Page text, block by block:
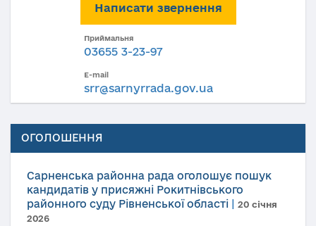
Написати звернення
Приймальня
03655 3-23-97
E-mail
srr@sarnyrrada.gov.ua
ОГОЛОШЕННЯ
Сарненська районна рада оголошує пошук
кандидатів у присяжні Рокитнівського
районного суду Рівненської області
20 січня
2026